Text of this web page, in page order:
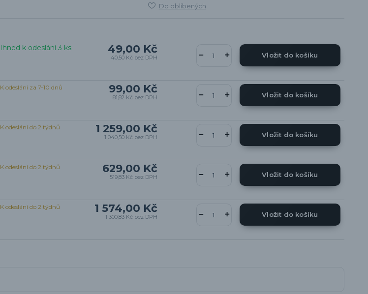
Do oblíbených
49,00 Kč
40,50 Kč bez DPH
Ihned k odeslání 3 ks
Vložit do košíku
99,00 Kč
81,82 Kč bez DPH
K odeslání za 7-10 dnů
Vložit do košíku
1 259,00 Kč
1 040,50 Kč bez DPH
K odeslání do 2 týdnů
Vložit do košíku
629,00 Kč
519,83 Kč bez DPH
K odeslání do 2 týdnů
Vložit do košíku
1 574,00 Kč
1 300,83 Kč bez DPH
K odeslání do 2 týdnů
Vložit do košíku